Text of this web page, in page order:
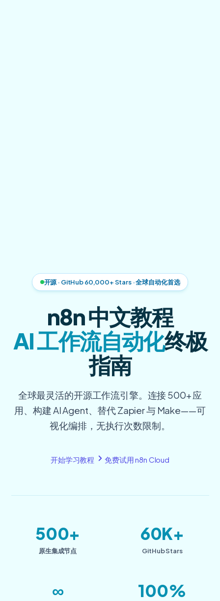
开源 · GitHub 60,000+ Stars · 全球自动化首选
n8n 中文教程
AI 工作流自动化终极
指南
全球最灵活的开源工作流引擎。连接 500+ 应
用、构建 AI Agent、替代 Zapier 与 Make——可
视化编排，无执行次数限制。
开始学习教程 免费试用 n8n Cloud
500+
原生集成节点
60K+
GitHub Stars
∞ 100%